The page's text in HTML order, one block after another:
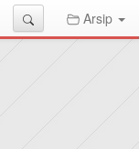
Arsip
Search